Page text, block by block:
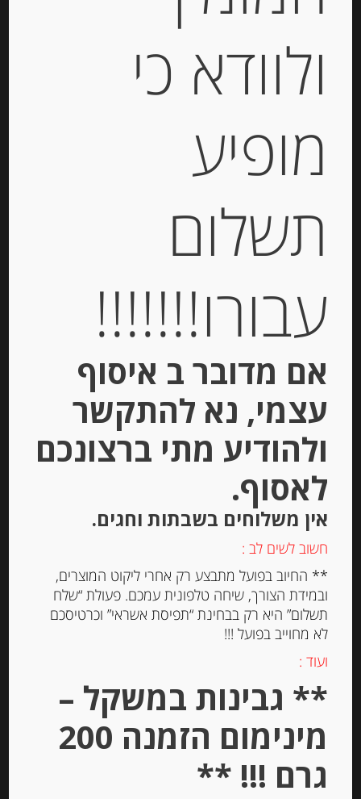
מיקס זיתים סיציליינים בשמן חמניות
33.00
יחידות
הוספה לסל
Stock
אריזת פח
יחידות
הוספה לסל
ולוודא כי
מופיע
תשלום
עבורו!!!!!!!
אם מדובר ב איסוף
עצמי, נא להתקשר
ולהודיע מתי ברצונכם
לאסוף.
אין משלוחים בשבתות וחגים.
חשוב לשים לב :
** החיוב בפועל מתבצע רק אחרי ליקוט המוצרים,
ובמידת הצורך, שיחה טלפונית עמכם. פעולת “שלח
תשלום” היא רק בבחינת “תפיסת אשראי” וכרטיסכם
לא מחוייב בפועל !!!
ועוד :
** גבינות במשקל –
מינימום הזמנה 200
גרם !!! **